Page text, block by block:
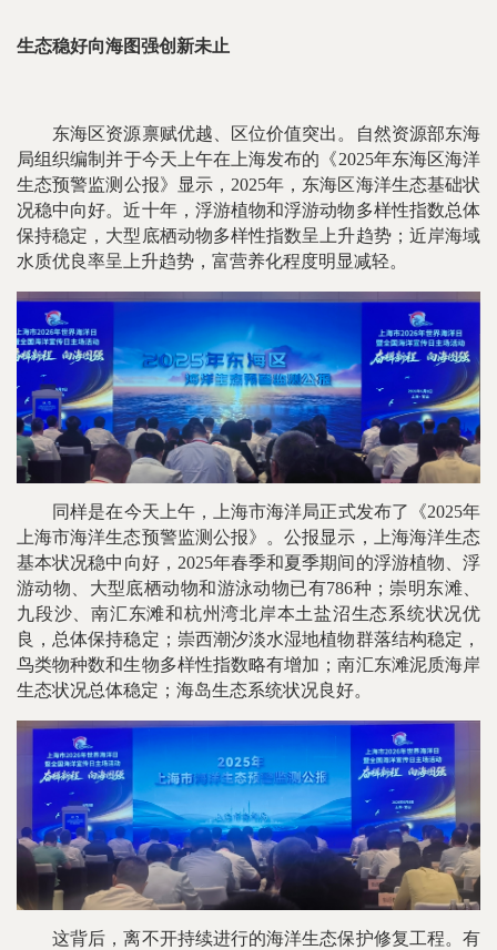
生态稳好向海图强创新未止
东海区资源禀赋优越、区位价值突出。自然资源部东海
局组织编制并于今天上午在上海发布的《2025年东海区海洋
生态预警监测公报》显示，2025年，东海区海洋生态基础状
况稳中向好。近十年，浮游植物和浮游动物多样性指数总体
保持稳定，大型底栖动物多样性指数呈上升趋势；近岸海域
水质优良率呈上升趋势，富营养化程度明显减轻。
同样是在今天上午，上海市海洋局正式发布了《2025年
上海市海洋生态预警监测公报》。公报显示，上海海洋生态
基本状况稳中向好，2025年春季和夏季期间的浮游植物、浮
游动物、大型底栖动物和游泳动物已有786种；崇明东滩、
九段沙、南汇东滩和杭州湾北岸本土盐沼生态系统状况优
良，总体保持稳定；崇西潮汐淡水湿地植物群落结构稳定，
鸟类物种数和生物多样性指数略有增加；南汇东滩泥质海岸
生态状况总体稳定；海岛生态系统状况良好。
这背后，离不开持续进行的海洋生态保护修复工程。有